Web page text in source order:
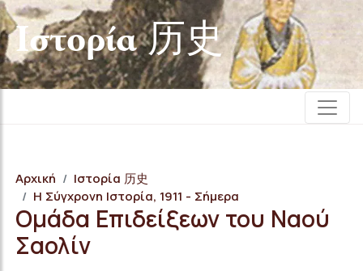
Iστορία 历史
Αρχική
Iστορία 历史
Η Σύγχρονη Ιστορία, 1911 - Σήμερα
Ομάδα Επιδείξεων του Ναού
Σαολίν